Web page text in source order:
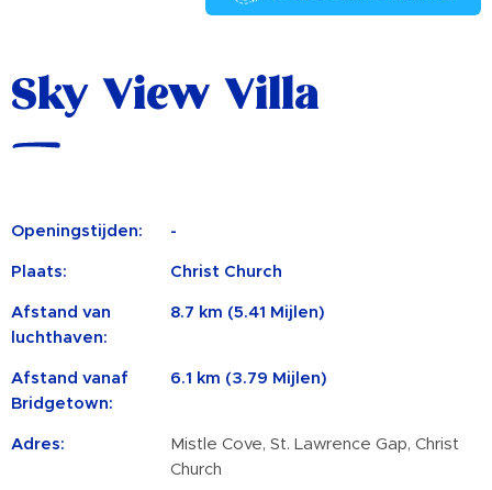
Sky View Villa
Openingstijden: -
Plaats: Christ Church
Afstand van
luchthaven:
8.7 km (5.41 Mijlen)
Afstand vanaf
Bridgetown:
6.1 km (3.79 Mijlen)
Adres:
Mistle Cove, St. Lawrence Gap, Christ
Church